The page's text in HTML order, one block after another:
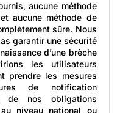
aucune méthode
aucune méthode de
sûre. Nous
garantir une sécurité
d’une brèche
les utilisateurs
prendre les mesures
de notification
de nos obligations
niveau national ou